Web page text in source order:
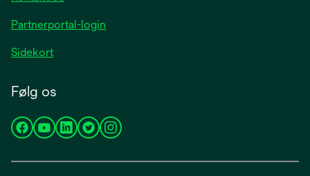
Partnerportal-login
Sidekort
Følg os
opensopensopensopensopens